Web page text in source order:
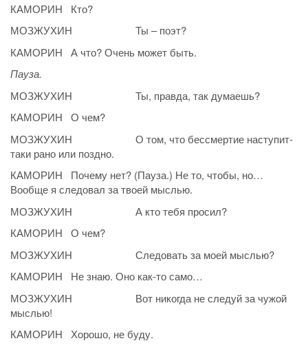
КАМОРИН Кто?
МОЗЖУХИН Ты – поэт?
КАМОРИН А что? Очень может быть.
Пауза.
МОЗЖУХИН Ты, правда, так думаешь?
КАМОРИН О чем?
МОЗЖУХИН О том, что бессмертие наступит-
таки рано или поздно.
КАМОРИН Почему нет? (Пауза.) Не то, чтобы, но…
Вообще я следовал за твоей мыслью.
МОЗЖУХИН А кто тебя просил?
КАМОРИН О чем?
МОЗЖУХИН Следовать за моей мыслью?
КАМОРИН Не знаю. Оно как-то само…
МОЗЖУХИН Вот никогда не следуй за чужой
мыслью!
КАМОРИН Хорошо, не буду.